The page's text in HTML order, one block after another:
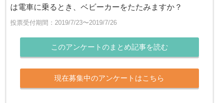
は電車に乗るとき、ベビーカーをたたみますか？
投票受付期間：2019/7/23〜2019/7/26
このアンケートのまとめ記事を読む
現在募集中のアンケートはこちら